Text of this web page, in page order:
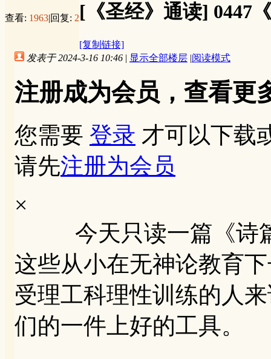
查看: 1963|回复: 2[《圣经》通读] 0447
[复制链接]
发表于 2024-3-16 10:46 | 显示全部楼层 |阅读模式
注册成为会员，查看更
您需要 登录 才可以下载
请先注册为会员
×
今天只读一篇《诗篇
这些从小在无神论教育
受理工科理性训练的人
们的一件上好的工具。